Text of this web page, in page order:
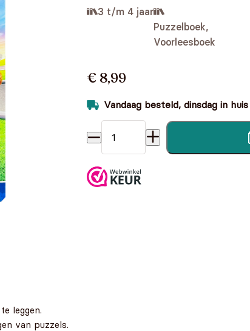
3 t/m 4 jaar
Puzzelboek,
Voorleesboek
€ 8,99
Vandaag besteld, dinsdag in huis
Legpuzzelboek Paw Patrol aantal
leggen.
van puzzels.